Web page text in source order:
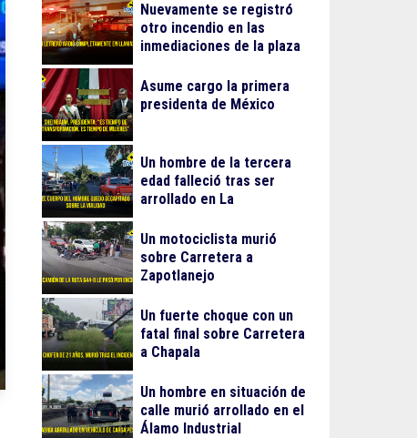
Nuevamente se registró
otro incendio en las
inmediaciones de la plaza
Asume cargo la primera
presidenta de México
Un hombre de la tercera
edad falleció tras ser
arrollado en La
Un motociclista murió
sobre Carretera a
Zapotlanejo
Un fuerte choque con un
fatal final sobre Carretera
a Chapala
Un hombre en situación de
calle murió arrollado en el
Álamo Industrial